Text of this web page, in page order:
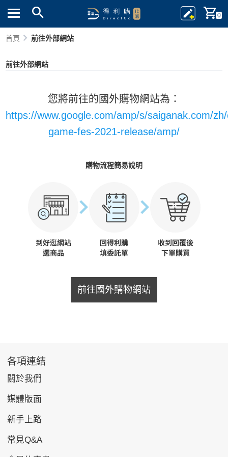
0
首頁 前往外部網站
前往外部網站
您將前往的國外購物網站為：
https://www.google.com/amp/s/saiganak.com/
game-fes-2021-release/amp/
購物流程簡易說明
前往國外購物網站
各項連結
關於我們
媒體版面
新手上路
常見Q&A